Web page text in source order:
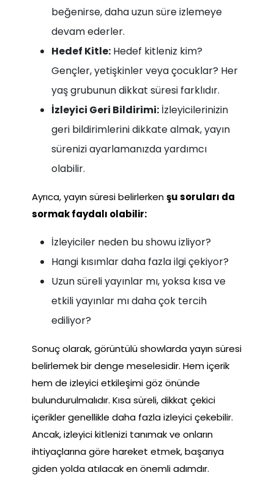
beğenirse, daha uzun süre izlemeye
devam ederler.
Hedef Kitle: Hedef kitleniz kim?
Gençler, yetişkinler veya çocuklar? Her
yaş grubunun dikkat süresi farklıdır.
İzleyici Geri Bildirimi: İzleyicilerinizin
geri bildirimlerini dikkate almak, yayın
sürenizi ayarlamanızda yardımcı
olabilir.
Ayrıca, yayın süresi belirlerkenşu soruları da
sormak faydalı olabilir:
İzleyiciler neden bu showu izliyor?
Hangi kısımlar daha fazla ilgi çekiyor?
Uzun süreli yayınlar mı, yoksa kısa ve
etkili yayınlar mı daha çok tercih
ediliyor?
Sonuç olarak, görüntülü showlarda yayın süresi
belirlemek bir denge meselesidir. Hem içerik
hem de izleyici etkileşimi göz önünde
bulundurulmalıdır. Kısa süreli, dikkat çekici
içerikler genellikle daha fazla izleyici çekebilir.
Ancak, izleyici kitlenizi tanımak ve onların
ihtiyaçlarına göre hareket etmek, başarıya
giden yolda atılacak en önemli adımdır.